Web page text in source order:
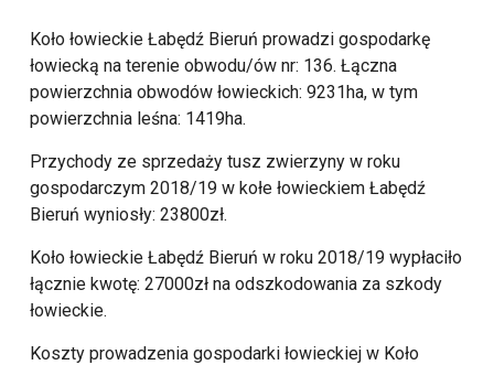
Koło łowieckie Łabędź Bieruń prowadzi gospodarkę
łowiecką na terenie obwodu/ów nr: 136. Łączna
powierzchnia obwodów łowieckich: 9231ha, w tym
powierzchnia leśna: 1419ha.
Przychody ze sprzedaży tusz zwierzyny w roku
gospodarczym 2018/19 w kołe łowieckiem Łabędź
Bieruń wyniosły: 23800zł.
Koło łowieckie Łabędź Bieruń w roku 2018/19 wypłaciło
łącznie kwotę: 27000zł na odszkodowania za szkody
łowieckie.
Koszty prowadzenia gospodarki łowieckiej w Koło